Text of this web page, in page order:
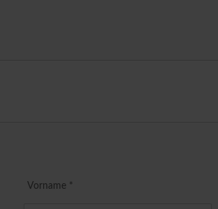
Vorname *